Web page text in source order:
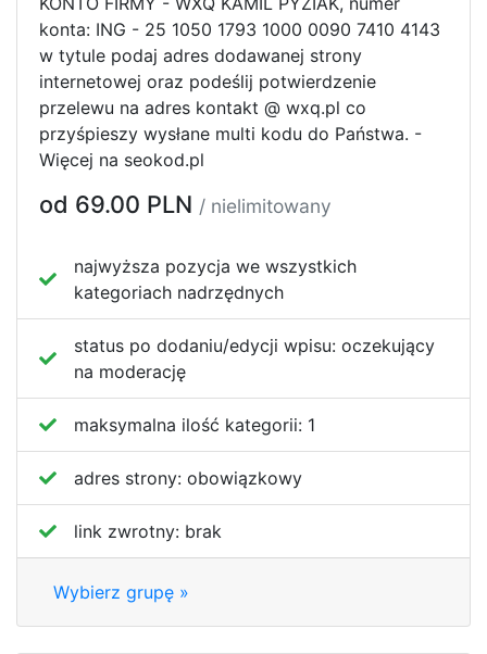
konta: ING - 25 1050 1793 1000 0090 7410 4143
w tytule podaj adres dodawanej strony
internetowej oraz podeślij potwierdzenie
przelewu na adres kontakt @ wxq.pl co
przyśpieszy wysłane multi kodu do Państwa. -
Więcej na seokod.pl
od 69.00 PLN / nielimitowany
najwyższa pozycja we wszystkich
kategoriach nadrzędnych
status po dodaniu/edycji wpisu: oczekujący
na moderację
maksymalna ilość kategorii: 1
adres strony: obowiązkowy
link zwrotny: brak
Wybierz grupę »